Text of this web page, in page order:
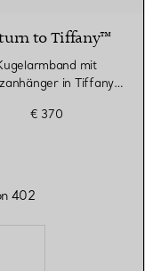
to Tiffany™
mit
in Tiffany
€ 370
402